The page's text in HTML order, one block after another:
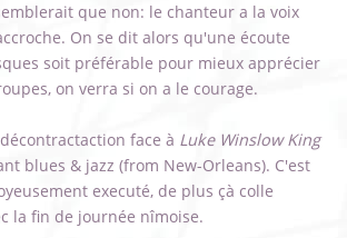
que non: le chanteur a la voix
On se dit alors qu'une écoute
soit préférable pour mieux apprécier
on verra si on a le courage.
face à Luke Winslow King
blues & jazz (from New-Orleans). C'est
executé, de plus çà colle
la fin de journée nîmoise.